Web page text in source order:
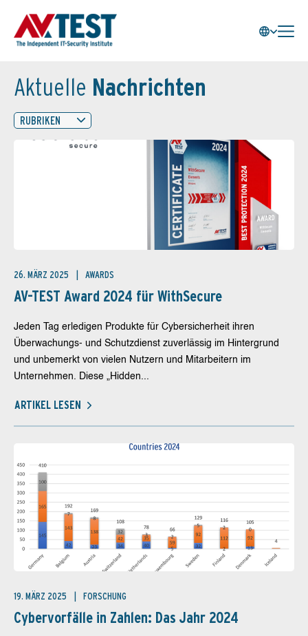
Aktuelle Nachrichten
RUBRIKEN
26. MÄRZ 2025 AWARDS
AV-TEST Award 2024 für WithSecure
Jeden Tag erledigen Produkte für Cybersicherheit ihren
Überwachungs- und Schutzdienst zuverlässig im Hintergrund
und unbemerkt von vielen Nutzern und Mitarbeitern im
Unternehmen. Diese „Hidden...
ARTIKEL LESEN
19. MÄRZ 2025 FORSCHUNG
Cybervorfälle in Zahlen: Das Jahr 2024